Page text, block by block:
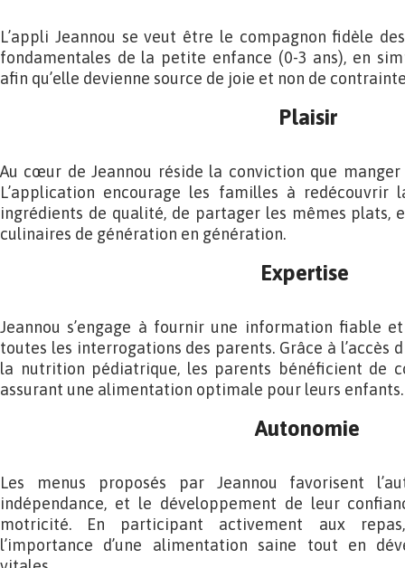
L’appli Jeannou se veut être le compagnon fidèle
fondamentales de la petite enfance (0-3 ans), en
afin qu’elle devienne source de joie et non de
Plaisir
Au cœur de Jeannou réside la conviction que
L’application encourage les familles à redécouvrir
ingrédients de qualité, de partager les mêmes plats,
culinaires de génération en génération.
Expertise
Jeannou s’engage à fournir une information fiable
toutes les interrogations des parents. Grâce à l’accès
la nutrition pédiatrique, les parents bénéficient de
assurant une alimentation optimale pour leurs enfants.
Autonomie
Les menus proposés par Jeannou favorisent
indépendance, et le développement de leur
motricité. En participant activement aux
l’importance d’une alimentation saine tout en